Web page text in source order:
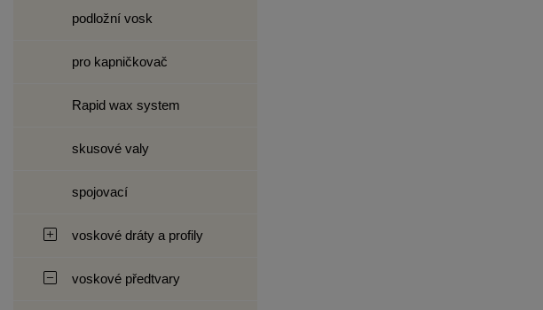
podložní vosk
pro kapničkovač
Rapid wax system
skusové valy
spojovací
voskové dráty a profily
voskové předtvary